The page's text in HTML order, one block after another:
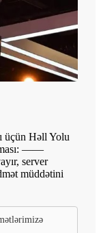
üçün Həll Yolu
——
server
müddətini